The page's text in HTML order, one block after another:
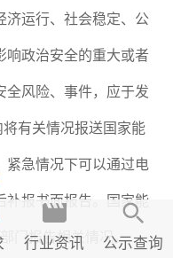
济运行、社会稳定、公
响政治安全的重大或者
全风险、事件，应于发
有关情况报送国家能
紧急情况下可以通过电
补报书面报告。国家能
门报告相关情况。
行业资讯 公示查询